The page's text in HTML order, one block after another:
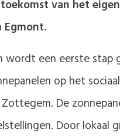
van het
een eerste stap
op het
De
Door